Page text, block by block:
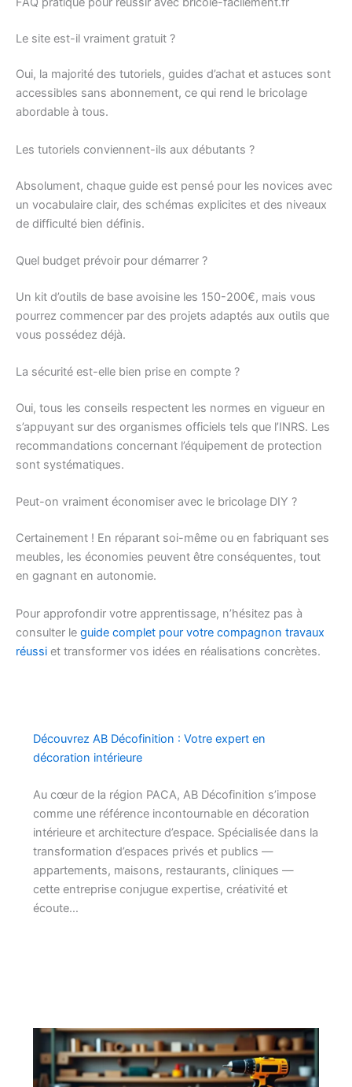
Le site est-il vraiment gratuit ?
Oui, la majorité des tutoriels, guides d’achat et astuces sont
accessibles sans abonnement, ce qui rend le bricolage
abordable à tous.
Les tutoriels conviennent-ils aux débutants ?
Absolument, chaque guide est pensé pour les novices avec
un vocabulaire clair, des schémas explicites et des niveaux
de difficulté bien définis.
Quel budget prévoir pour démarrer ?
Un kit d’outils de base avoisine les 150-200€, mais vous
pourrez commencer par des projets adaptés aux outils que
vous possédez déjà.
La sécurité est-elle bien prise en compte ?
Oui, tous les conseils respectent les normes en vigueur en
s’appuyant sur des organismes officiels tels que l’INRS. Les
recommandations concernant l’équipement de protection
sont systématiques.
Peut-on vraiment économiser avec le bricolage DIY ?
Certainement ! En réparant soi-même ou en fabriquant ses
meubles, les économies peuvent être conséquentes, tout
en gagnant en autonomie.
Pour approfondir votre apprentissage, n’hésitez pas à
consulter le guide complet pour votre compagnon travaux
réussi et transformer vos idées en réalisations concrètes.
Découvrez AB Décofinition : Votre expert en
décoration intérieure
Au cœur de la région PACA, AB Décofinition s’impose
comme une référence incontournable en décoration
intérieure et architecture d’espace. Spécialisée dans la
transformation d’espaces privés et publics —
appartements, maisons, restaurants, cliniques —
cette entreprise conjugue expertise, créativité et
écoute…